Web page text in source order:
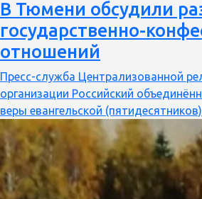
В Тюмени обсудили
государственно-
отношений
Пресс-служба Централизованной
организации Российский
веры евангельской (пятидесятников)